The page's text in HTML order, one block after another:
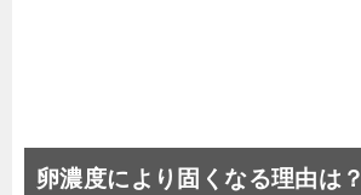
卵濃度により固くなる理由は？